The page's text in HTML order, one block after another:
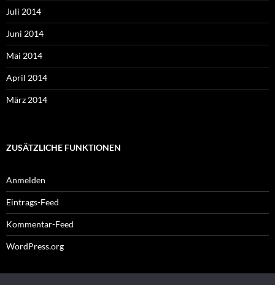
Juli 2014
Juni 2014
Mai 2014
April 2014
März 2014
ZUSÄTZLICHE FUNKTIONEN
Anmelden
Eintrags-Feed
Kommentar-Feed
WordPress.org